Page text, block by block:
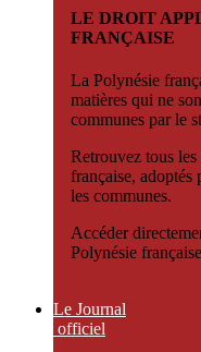
LE DROIT
FRANÇAISE
La Polynésie
matières qui ne
communes par le
Retrouvez tous
française, adoptés
les communes.
Accéder
Polynésie
Le Journal
officiel